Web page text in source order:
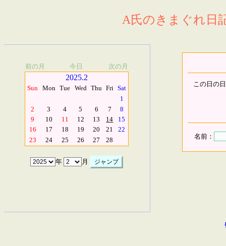
A氏のきまぐれ日
前の月 今日 次の月
2025.2
Sun Mon Tue Wed Thu Fri Sat
1
2
3 4 5 6 7
8
9
10 11 12 13 14
15
16
17 18 19 20 21
22
23
24 25 26 27 28
年 月
この日の
名前：